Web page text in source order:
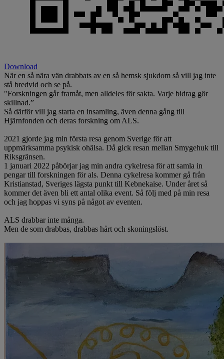
Download
När en så nära vän drabbats av en så hemsk sjukdom så vill jag inte
stå bredvid och se på.
"Forskningen går framåt, men alldeles för sakta. Varje bidrag gör
skillnad.”
Så därför vill jag starta en insamling, även denna gång till
Hjärnfonden och deras forskning om ALS.
2021 gjorde jag min första resa genom Sverige för att
uppmärksamma psykisk ohälsa. Då gick resan mellan Smygehuk till
Riksgränsen.
1 januari 2022 påbörjar jag min andra cykelresa för att samla in
pengar till forskningen för als. Denna cykelresa kommer gå från
Kristianstad, Sveriges lägsta punkt till Kebnekaise. Under året så
kommer det även bli ett antal olika event. Så följ med på min resa
och jag hoppas vi syns på något av eventen.
ALS drabbar inte många.
Men de som drabbas, drabbas hårt och skoningslöst.